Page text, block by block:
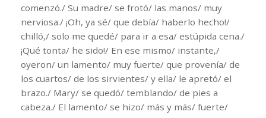
comenzó./ Su madre/ se frotó/ las manos/ muy
nerviosa./ ¡Oh, ya sé/ que debía/ haberlo hecho!/
chilló,/ solo me quedé/ para ir a esa/ estúpida cena./
¡Qué tonta/ he sido!/ En ese mismo/ instante,/
oyeron/ un lamento/ muy fuerte/ que provenía/ de
los cuartos/ de los sirvientes/ y ella/ le apretó/ el
brazo./ Mary/ se quedó/ temblando/ de pies a
cabeza./ El lamento/ se hizo/ más y más/ fuerte/